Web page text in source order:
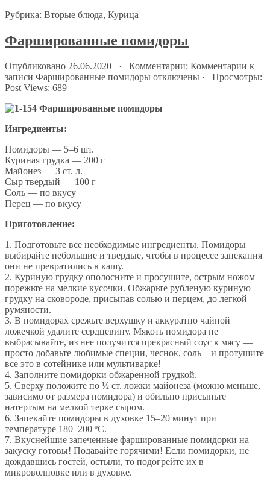
Рубрика: Вторые блюда, Курица
Фаршированные помидоры
Опубликовано 26.06.2020 · Комментарии: Комментарии к
записи Фаршированные помидоры отключены · Просмотры:
Post Views: 689
Ингредиенты:
Помидоры — 5–6 шт.
Куриная грудка — 200 г
Майонез — 3 ст. л.
Сыр твердый — 100 г
Соль — по вкусу
Перец — по вкусу
Приготовление:
1. Подготовьте все необходимые ингредиенты. Помидоры
выбирайте небольшие и твердые, чтобы в процессе запекания
они не превратились в кашу.
2. Куриную грудку ополосните и просушите, острым ножом
порежьте на мелкие кусочки. Обжарьте рубленую куриную
грудку на сковороде, присыпав солью и перцем, до легкой
румяности.
3. В помидорах срежьте верхушку и аккуратно чайной
ложечкой удалите сердцевину. Мякоть помидора не
выбрасывайте, из нее получится прекрасный соус к мясу —
просто добавьте любимые специи, чеснок, соль – и протушите
все это в сотейнике или мультиварке!
4. Заполните помидорки обжаренной грудкой.
5. Сверху положите по ½ ст. ложки майонеза (можно меньше,
зависимо от размера помидора) и обильно присыпьте
натертым на мелкой терке сыром.
6. Запекайте помидоры в духовке 15–20 минут при
температуре 180–200 ºC.
7. Вкуснейшие запеченные фаршированные помидорки на
закуску готовы! Подавайте горячими! Если помидорки, не
дождавшись гостей, остыли, то подогрейте их в
микроволновке или в духовке.